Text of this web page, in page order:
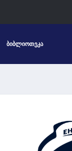
ᲑᲘᲑᲚᲘᲝᲗᲔᲙᲐ